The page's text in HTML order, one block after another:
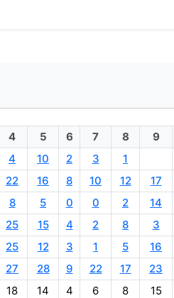
4 5 6 7 8 9
4 10 2 3
1
22 16 8 10 12 17
8 5 0 0 2 14
25 15 4 2 8 3
25 12 3 1 5 16
27 28 9 22 17 23
18 14 4 6 8 15